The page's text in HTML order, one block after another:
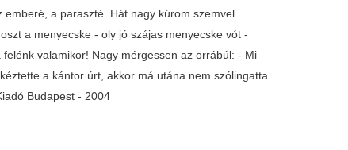
a paraszté. Hát nagy kúrom szemvel
a menyecske - oly jó szájas menyecske vót -
valamikor! Nagy mérgessen az orrábúl: - Mi
a kántor úrt, akkor má utána nem szólingatta
Budapest - 2004